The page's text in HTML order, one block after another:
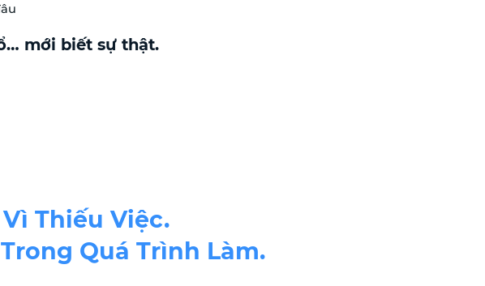
mới biết sự thật.
Thiếu Việc.
Quá Trình Làm.